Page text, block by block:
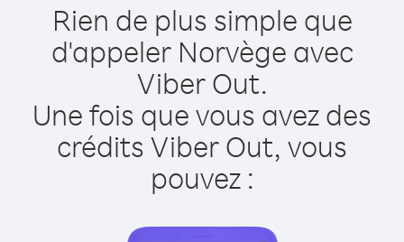
Rien de plus simple que
d'appeler Norvège avec
Viber Out.
Une fois que vous avez des
crédits Viber Out, vous
pouvez :